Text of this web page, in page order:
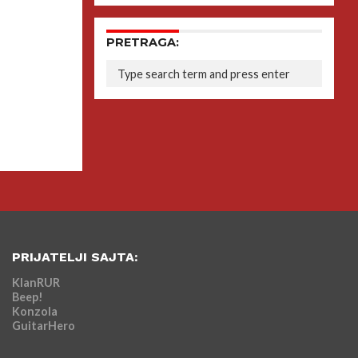
PRETRAGA:
PRIJATELJI SAJTA:
KlanRUR
Beep!
Konzola
GuitarHero